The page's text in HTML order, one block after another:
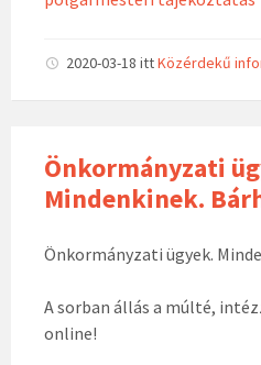
2020-03-18 ittKözérdekű
Önkormányzati
Mindenkinek.
Önkormányzati ügyek.
A sorban állás a múlté,
online!